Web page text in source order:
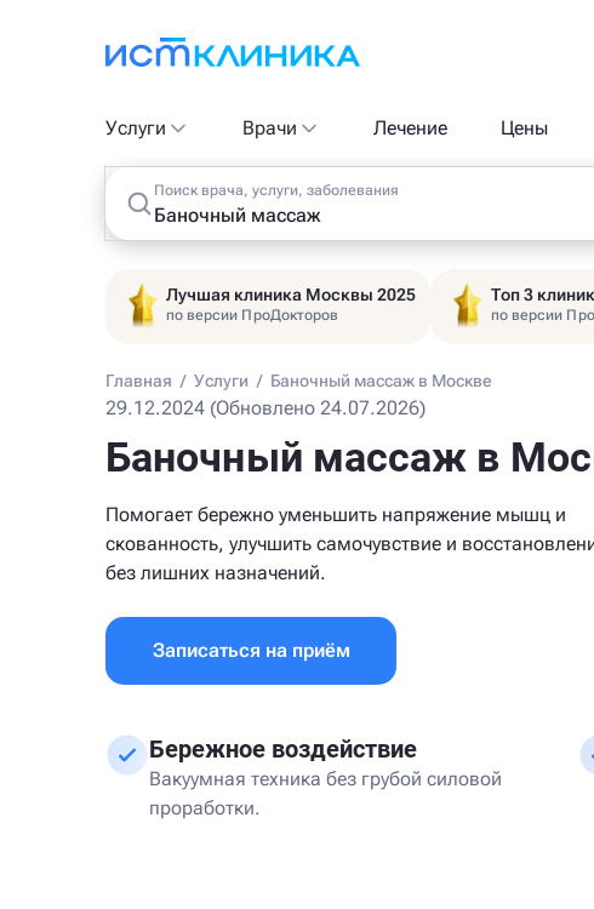
Услуги Врачи Лечение Цены
Поиск врача, услуги, заболевания
Лучшая клиника Москвы 2025
по версии ПроДокторов
Топ 3
по версии
Главная / Услуги / Баночный массаж в Москве
29.12.2024 (Обновлено 24.07.2026)
Баночный массаж в
Помогает бережно уменьшить напряжение мышц и
скованность, улучшить самочувствие и
без лишних назначений.
Записаться на приём
Бережное воздействие
Вакуумная техника без грубой силовой
проработки.